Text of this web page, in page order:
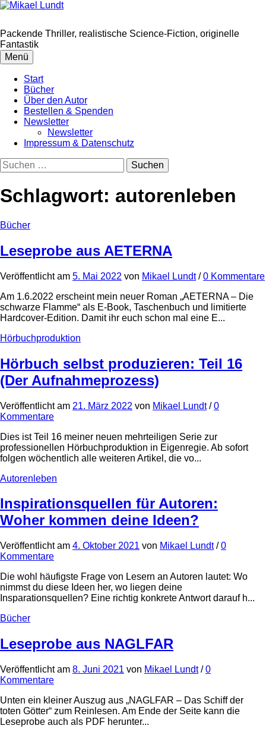
Springe
Packende Thriller, realistische Science-Fiction, originelle
Fantastik
Menü
Start
Bücher
Über den Autor
Bestellen & Spenden
Newsletter
Newsletter
Impressum & Datenschutz
Suchen
nach:
Schlagwort: autorenleben
Bücher
Leseprobe aus AETERNA
Veröffentlichtam 5. Mai 2022 von Mikael Lundt /0 Kommentare
Am 1.6.2022 erscheint mein neuer Roman „AETERNA – Die
schwarze Flamme“ als E-Book, Taschenbuch und limitierte
Hardcover-Edition. Damit ihr euch schon mal eine E...
Hörbuchproduktion
Hörbuch selbst produzieren: Teil 16
(Der Aufnahmeprozess)
Veröffentlichtam 21. März 2022 von Mikael Lundt /0
Kommentare
Dies ist Teil 16 meiner neuen mehrteiligen Serie zur
professionellen Hörbuchproduktion in Eigenregie. Ab sofort
folgen wöchentlich alle weiteren Artikel, die vo...
Autorenleben
Inspirationsquellen für Autoren:
Woher kommen deine Ideen?
Veröffentlichtam 4. Oktober 2021 von Mikael Lundt /0
Kommentare
Die wohl häufigste Frage von Lesern an Autoren lautet: Wo
nimmst du diese Ideen her, wo liegen deine
Insparationsquellen? Eine richtig konkrete Antwort darauf h...
Bücher
Leseprobe aus NAGLFAR
Veröffentlichtam 8. Juni 2021 von Mikael Lundt /0
Kommentare
Unten ein kleiner Auszug aus „NAGLFAR – Das Schiff der
toten Götter“ zum Reinlesen. Am Ende der Seite kann die
Leseprobe auch als PDF herunter...